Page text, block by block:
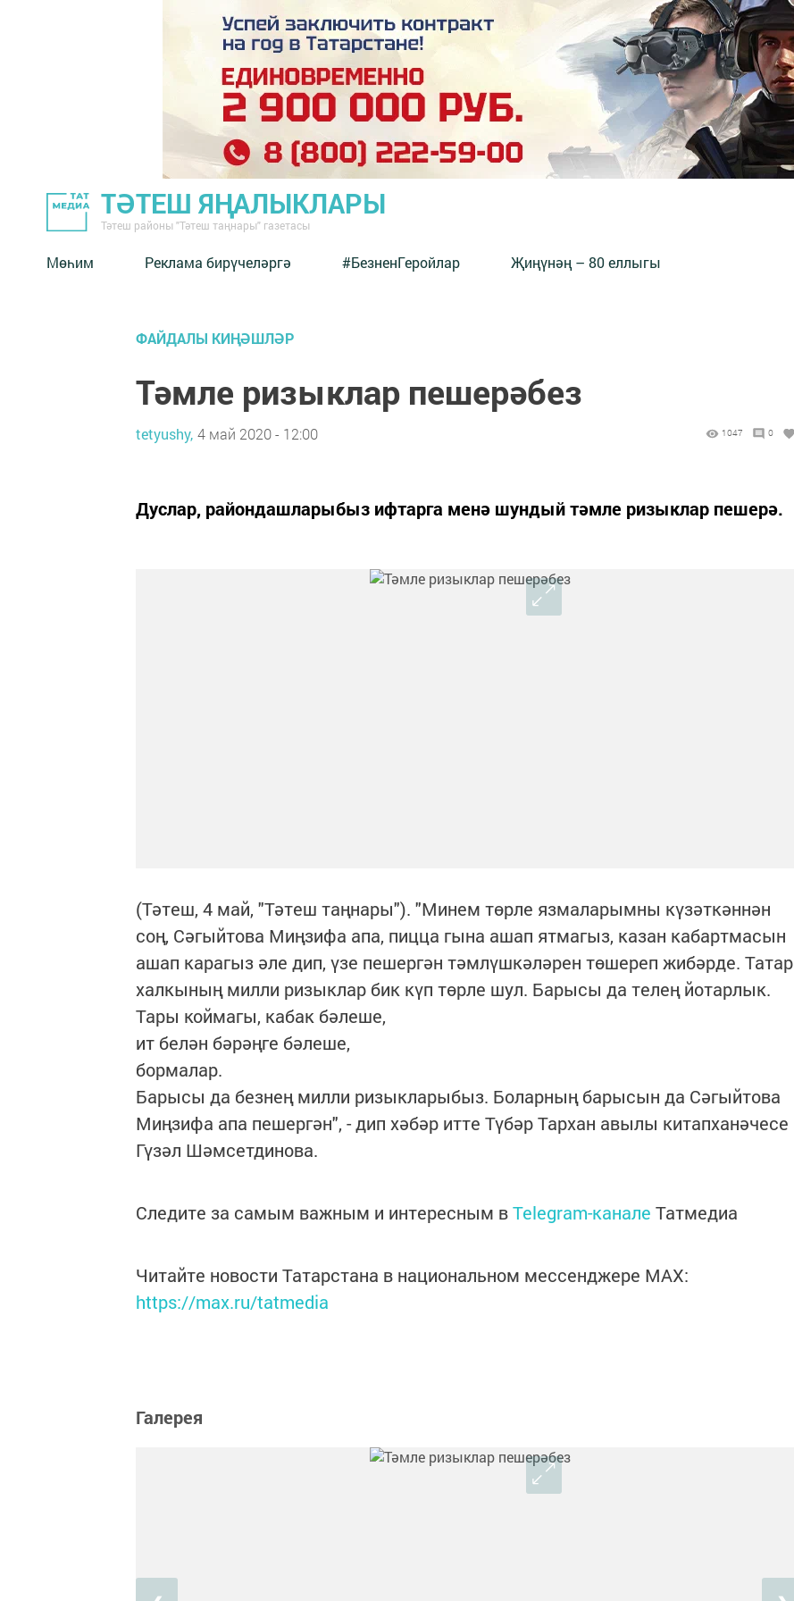
ТӘТЕШ ЯҢАЛЫКЛАРЫ
Тәтеш районы "Тәтеш таңнары" газетасы
Мөһим Реклама бирүчеләргә #БезненГеройлар Җиңүнәң – 80 еллыгы
ФАЙДАЛЫ КИҢӘШЛӘР
Тәмле ризыклар пешерәбез
tetyushy, 4 май 2020 - 12:00 1047 0
Дуслар, райондашларыбыз ифтарга менә шундый тәмле ризыклар пешерә.
(Тәтеш, 4 май, "Тәтеш таңнары"). "Минем төрле язмаларымны күзәткәннән
соң, Сәгыйтова Миңзифа апа, пицца гына ашап ятмагыз, казан кабартмасын
ашап карагыз әле дип, үзе пешергән тәмлүшкәләрен төшереп жибәрде. Татар
халкының милли ризыклар бик күп төрле шул. Барысы да телең йотарлык.
Тары коймагы, кабак бәлеше,
ит белән бәрәңге бәлеше,
бормалар.
Барысы да безнең милли ризыкларыбыз. Боларның барысын да Сәгыйтова
Миңзифа апа пешергән", - дип хәбәр итте Түбәр Тархан авылы китапханәчесе
Гүзәл Шәмсетдинова.
Следите за самым важным и интересным вTelegram-канале Татмедиа
Читайте новости Татарстана в национальном мессенджере MАХ:
https://max.ru/tatmedia
Галерея